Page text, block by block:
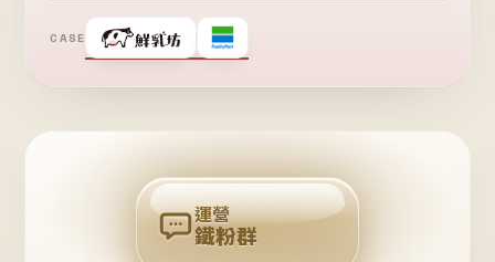
CASE
❤
粉
回
購
運營
鐵粉群